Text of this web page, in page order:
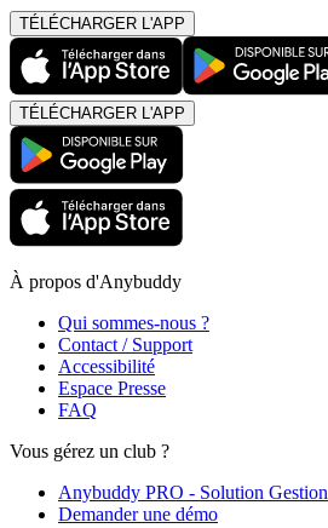
TÉLÉCHARGER L'APP
TÉLÉCHARGER L'APP
À propos d'Anybuddy
Qui sommes-nous ?
Contact / Support
Accessibilité
Espace Presse
FAQ
Vous gérez un club ?
Anybuddy PRO - Solution Gestion
Demander une démo